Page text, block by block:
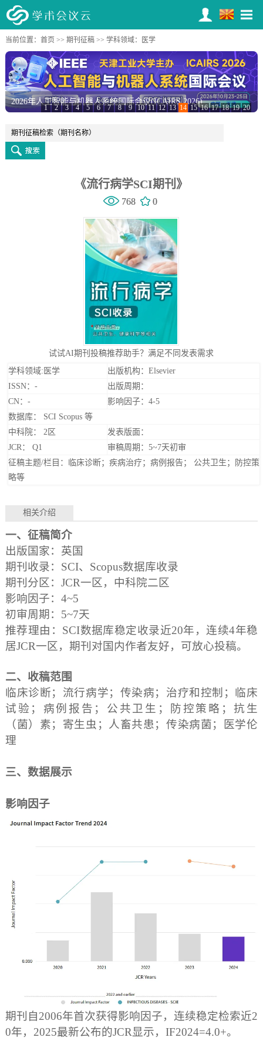
当前位置： 首页 >> 期刊征稿>> 学科领域：医学
2026年人工智能与机器人系统国际会议(ICAIRS 2026)
1 2 3 4 5 6 7 8 9 10 11 12 13 14 15 16 17 18 19 20
《流行病学SCI期刊》
768 0
试试AI期刊投稿推荐助手？满足不同发表需求
学科领域:医学
出版机构：Elsevier
ISSN：-
出版周期：
CN：-
影响因子：4-5
数据库： SCI Scopus 等
中科院： 2区
发表版面：
JCR： Q1
审稿周期：5~7天初审
征稿主题/栏目：临床诊断；疾病治疗；病例报告； 公共卫生；防控策
略等
相关介绍
一、征稿简介
出版国家：英国
期刊收录：SCI、Scopus数据库收录
期刊分区：JCR一区，中科院二区
影响因子：4~5
初审周期：5~7天
推荐理由：SCI数据库稳定收录近20年，连续4年稳
居JCR一区，期刊对国内作者友好，可放心投稿。
二、收稿范围
临床诊断；流行病学；传染病；治疗和控制；临床
试验；病例报告；公共卫生；防控策略；抗生
（菌）素；寄生虫；人畜共患；传染病菌；医学伦
理
三、数据展示
影响因子
期刊自2006年首次获得影响因子，连续稳定检索近2
0年，2025最新公布的JCR显示，IF2024=4.0+。